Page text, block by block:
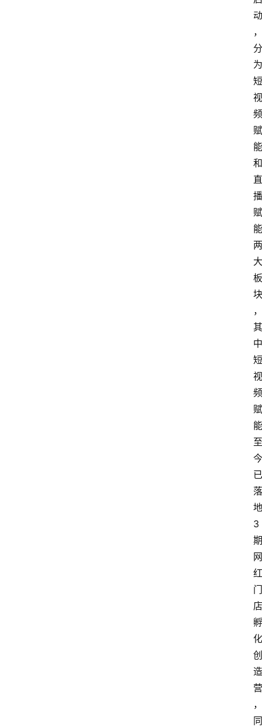
动
，
分
为
短
视
频
赋
能
和
直
播
赋
能
两
大
板
块
，
其
中
短
视
频
赋
能
至
今
已
落
地
3
期
网
红
门
店
孵
化
创
造
营
，
同